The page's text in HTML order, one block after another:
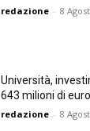
redazione - 8
Università,
643 milioni di euro
redazione - 8